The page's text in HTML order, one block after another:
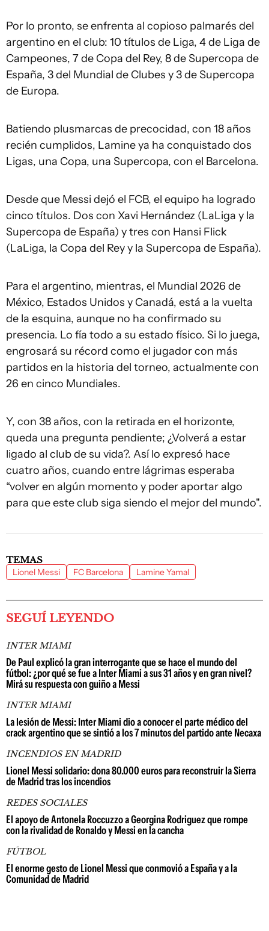
Por lo pronto, se enfrenta al copioso palmarés del
argentino en el club: 10 títulos de Liga, 4 de Liga de
Campeones, 7 de Copa del Rey, 8 de Supercopa de
España, 3 del Mundial de Clubes y 3 de Supercopa
de Europa.
Batiendo plusmarcas de precocidad, con 18 años
recién cumplidos, Lamine ya ha conquistado dos
Ligas, una Copa, una Supercopa, con el Barcelona.
Desde que Messi dejó el FCB, el equipo ha logrado
cinco títulos. Dos con Xavi Hernández (LaLiga y la
Supercopa de España) y tres con Hansi Flick
(LaLiga, la Copa del Rey y la Supercopa de España).
Para el argentino, mientras, el Mundial 2026 de
México, Estados Unidos y Canadá, está a la vuelta
de la esquina, aunque no ha confirmado su
presencia. Lo fía todo a su estado físico. Si lo juega,
engrosará su récord como el jugador con más
partidos en la historia del torneo, actualmente con
26 en cinco Mundiales.
Y, con 38 años, con la retirada en el horizonte,
queda una pregunta pendiente; ¿Volverá a estar
ligado al club de su vida?. Así lo expresó hace
cuatro años, cuando entre lágrimas esperaba
“volver en algún momento y poder aportar algo
para que este club siga siendo el mejor del mundo".
TEMAS
Lionel Messi FC Barcelona Lamine Yamal
SEGUÍ LEYENDO
INTER MIAMI
De Paul explicó la gran interrogante que se hace el mundo del
fútbol: ¿por qué se fue a Inter Miami a sus 31 años y en gran nivel?
Mirá su respuesta con guiño a Messi
INTER MIAMI
La lesión de Messi: Inter Miami dio a conocer el parte médico del
crack argentino que se sintió a los 7 minutos del partido ante Necaxa
INCENDIOS EN MADRID
Lionel Messi solidario: dona 80.000 euros para reconstruir la Sierra
de Madrid tras los incendios
REDES SOCIALES
El apoyo de Antonela Roccuzzo a Georgina Rodriguez que rompe
con la rivalidad de Ronaldo y Messi en la cancha
FÚTBOL
El enorme gesto de Lionel Messi que conmovió a España y a la
Comunidad de Madrid